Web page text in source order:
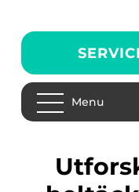
Menu
Utforska världen av